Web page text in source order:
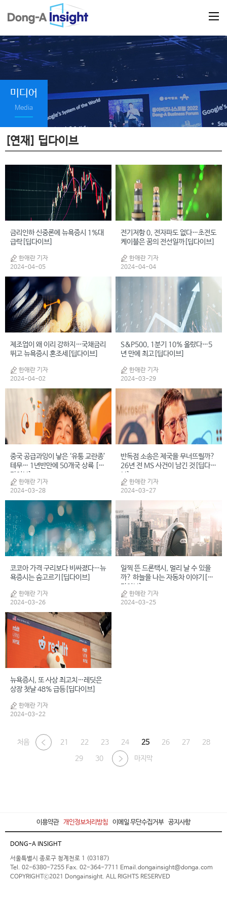
미디어
Media
[연재] 딥다이브
금리인하 신중론에 뉴욕증시 1%대
급락[딥다이브]
한애란 기자
2024-04-05
전기저항 0, 전자파도 없다…초전도
케이블은 꿈의 전선일까[딥다이브]
한애란 기자
2024-04-04
제조업이 왜 이리 강하지…국채금리
뛰고 뉴욕증시 혼조세[딥다이브]
한애란 기자
2024-04-02
S&P500, 1분기 10% 올랐다…5
년 만에 최고[딥다이브]
한애란 기자
2024-03-29
중국 공급과잉이 낳은 ‘유통 교란종’
테무… 1년반만에 50개국 상륙 [딥
다이브]
한애란 기자
2024-03-28
반독점 소송은 제국을 무너뜨릴까?
26년 전 MS 사건이 남긴 것[딥다이
브]
한애란 기자
2024-03-27
코코아 가격 구리보다 비싸졌다…뉴
욕증시는 숨고르기[딥다이브]
한애란 기자
2024-03-26
일찍 뜬 드론택시, 멀리 날 수 있을
까? 하늘을 나는 자동차 이야기[딥
다이브]
한애란 기자
2024-03-25
뉴욕증시, 또 사상 최고치…레딧은
상장 첫날 48% 급등[딥다이브]
한애란 기자
2024-03-22
처음 21 22 23 24 25 26 27
28
29
30 마지막
이용약관 개인정보처리방침 이메일 무단수집거부 공지사항
DONG-A INSIGHT
서울특별시 종로구 청계천로 1 (03187)
Tel. 02-6380-7255 Fax. 02-364-7711 Email.dongainsight@donga.com
COPYRIGHTⓒ2021 Dongainsight. ALL RIGHTS RESERVED